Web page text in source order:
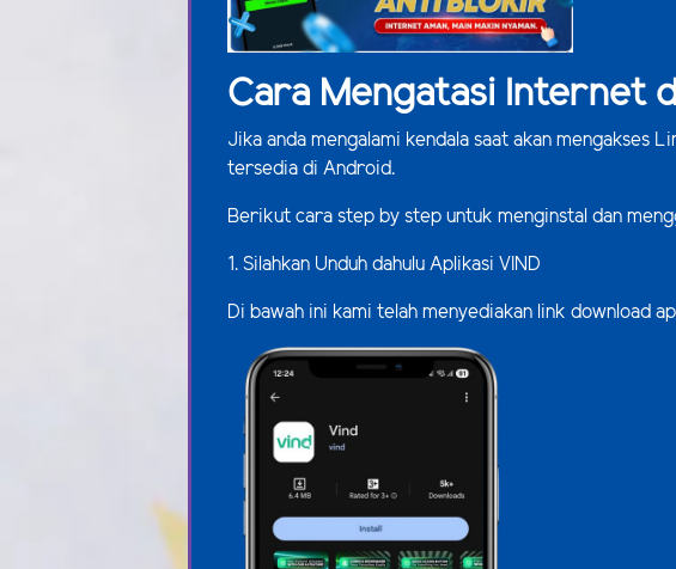
Cara Mengatasi Internet
Jika anda mengalami kendala saat akan mengakses
tersedia di Android.
Berikut cara step by step untuk menginstal dan
1. Silahkan Unduh dahulu Aplikasi VIND
Di bawah ini kami telah menyediakan link download